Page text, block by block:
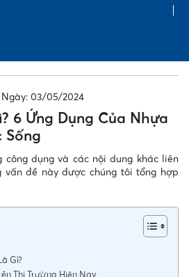
Ngày: 03/05/2024
6 Ứng Dụng Của Nhựa
Sống
công dụng và các nội dung khác liên
vấn đề này được chúng tôi tổng hợp
Gì?
Thị Trường Hiện Nay